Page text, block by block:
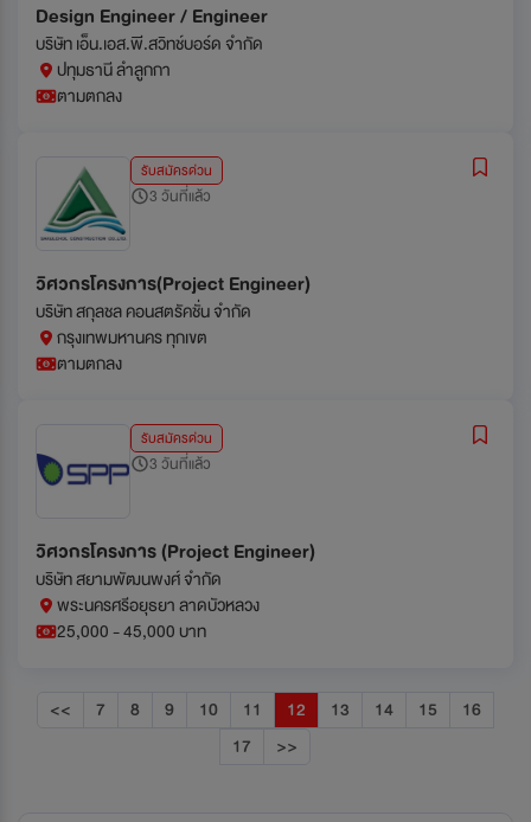
Design Engineer / Engineer
บริษัท เอ็น.เอส.พี.สวิทช์บอร์ด จำกัด
ปทุมธานี ลำลูกกา
ตามตกลง
รับสมัครด่วน
3 วันที่แล้ว
วิศวกรโครงการ(Project Engineer)
บริษัท สกุลชล คอนสตรัคชั่น จำกัด
กรุงเทพมหานคร ทุกเขต
ตามตกลง
รับสมัครด่วน
3 วันที่แล้ว
วิศวกรโครงการ (Project Engineer)
บริษัท สยามพัฒนพงศ์ จำกัด
พระนครศรีอยุธยา ลาดบัวหลวง
25,000 - 45,000 บาท
<< 7 8 9 10 11 12 13 14 15
16
17
>>